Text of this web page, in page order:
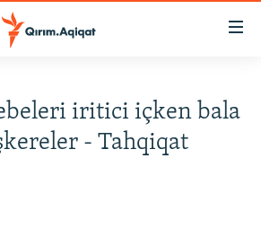
iritici içken bala
- Tahqiqat